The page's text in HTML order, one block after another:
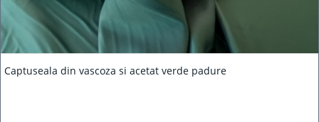
Captuseala din vascoza si acetat verde padure